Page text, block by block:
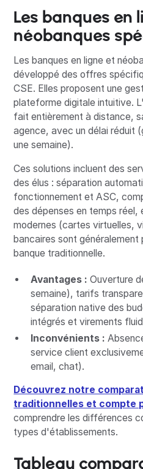
Les banques en
néobanques
Les banques en ligne et
développé des offres
CSE. Elles proposent une
plateforme digitale intuitive.
fait entièrement à distance,
agence, avec un délai réduit
une semaine).
Ces solutions incluent des
des élus : séparation
fonctionnement et ASC,
des dépenses en temps réel,
modernes (cartes virtuelles,
bancaires sont
banque traditionnelle.
Avantages : Ouverture
semaine), tarifs
séparation native des
intégrés et virements
Inconvénients :
service client
email, chat).
Découvrez notre
traditionnelles et compte
comprendre les différences
types d'établissements.
Tableau